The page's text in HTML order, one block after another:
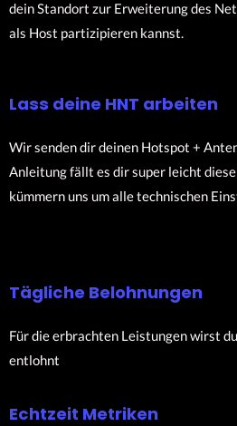
dein Standort zur Erweiterung des
als Host partizipieren kannst.
Lass deine HNT arbeiten
Wir senden dir deinen Hotspot +
Anleitung fällt es dir super leicht
kümmern uns um alle technischen
Tägliche Belohnungen
Für die erbrachten Leistungen wirst
entlohnt
Echtzeit Metriken